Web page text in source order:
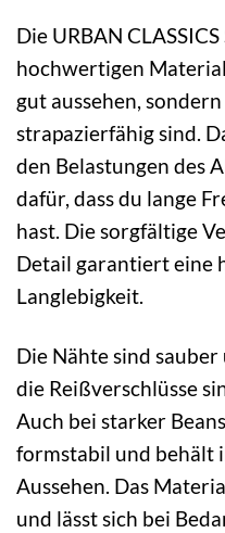
Die URBAN
hochwertigen
gut aussehen,
strapazierfähig sind.
den Belastungen des
dafür, dass du lange
hast. Die sorgfältige
Detail garantiert eine
Langlebigkeit.
Die Nähte sind
die Reißverschlüsse
Auch bei starker
formstabil und behält
Aussehen. Das
und lässt sich bei